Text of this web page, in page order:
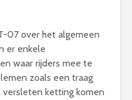
07 over het algemeen
er enkele
waar rijders mee te
zoals een traag
ketting komen